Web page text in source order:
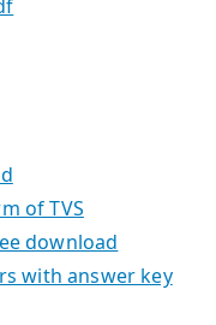
of TVS
download
with answer key